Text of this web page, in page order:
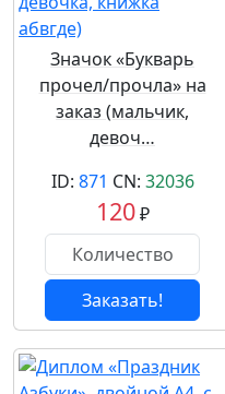
Значок «Букварь
прочел/прочла» на
заказ (мальчик,
девоч…
ID: 871 CN: 32036
120₽
Заказать!